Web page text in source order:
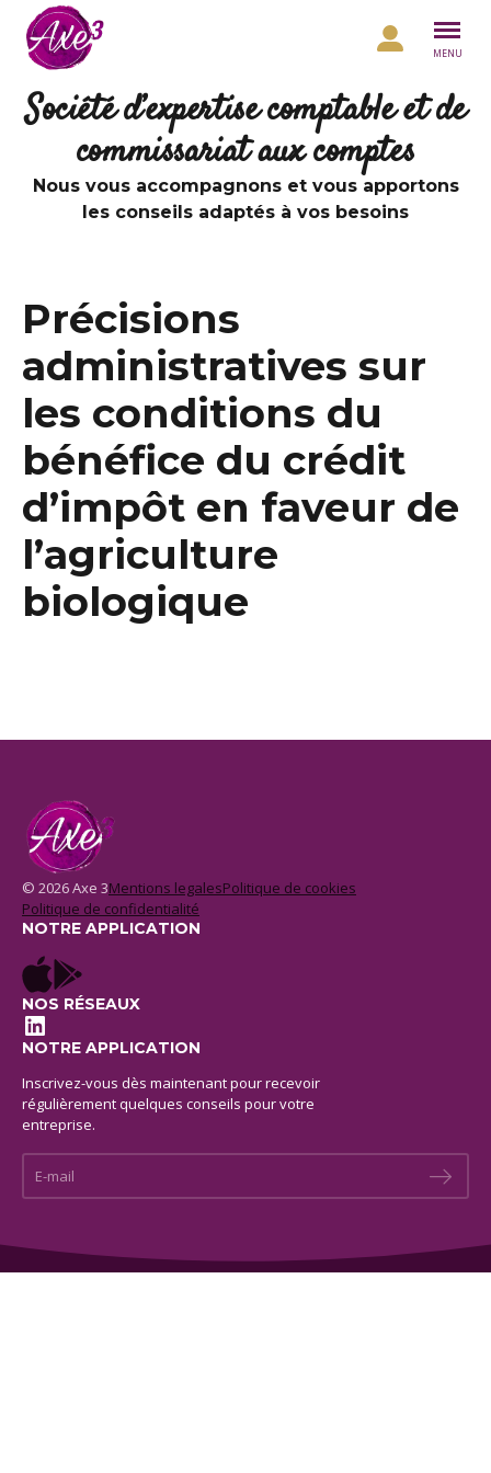
Aller au contenu
MENU
Société d’expertise comptable et de
commissariat aux comptes
Nous vous accompagnons et vous apportons
les conseils adaptés à vos besoins
Précisions
administratives sur
les conditions du
bénéfice du crédit
d’impôt en faveur de
l’agriculture
biologique
© 2026 Axe 3Mentions legalesPolitique de cookies
Politique de confidentialité
NOTRE APPLICATION
NOS RÉSEAUX
LinkedIn
NOTRE APPLICATION
Inscrivez-vous dès maintenant pour recevoir
régulièrement quelques conseils pour votre
entreprise.